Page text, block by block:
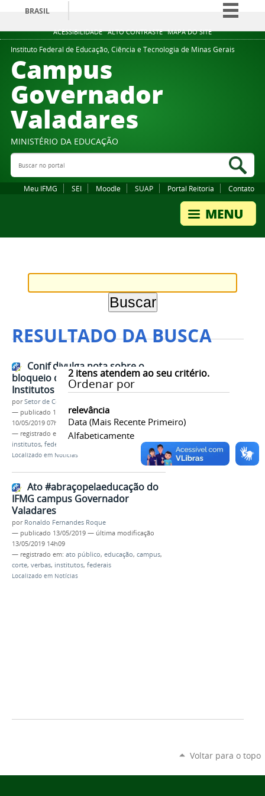
ACESSIBILIDADE ALTO CONTRASTE MAPA DO SITE
BRASIL
Simplifique!
Comunica BR
Instituto Federal de Educação, Ciência e Tecnologia de Minas Gerais
Campus
Governador
Valadares
MINISTÉRIO DA EDUCAÇÃO
Buscar no portal
Meu IFMG SEI Moodle SUAP Portal Reitoria Contato
RESULTADO DA BUSCA
2itens atendem ao seu critério.
Ordenar por
relevância
Data (mais Recente Primeiro)
Alfabeticamente
Conif divulga nota sobre o
bloqueio do orçamento dos
Institutos Federais
porSetor de Comunicação
— publicado 10/05/2019—última modificação
10/05/2019 07h38
— registrado em:
nota,oficial,conif,corte
institutos, federais
Localizado em Notícias
Ato #abraçopelaeducação do
IFMG campus Governador
Valadares
por Ronaldo Fernandes Roque
— publicado 13/05/2019 — última modificação
13/05/2019 14h09
— registrado em: ato público, educação, campus,
corte, verbas, institutos, federais
Localizado em Notícias
Voltar para o topo